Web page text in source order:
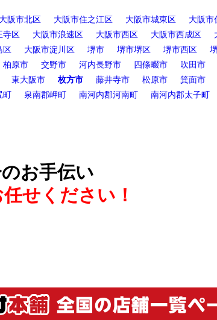
大阪市北区 大阪市住之江区 大阪市城東区 大阪市
寺区 大阪市浪速区 大阪市西区 大阪市西成区
区 大阪市淀川区 堺市 堺市堺区 堺市西区
柏原市 交野市 河内長野市 四條畷市 吹田市
東大阪市 枚方市 藤井寺市 松原市 箕面市
町 泉南郡岬町 南河内郡河南町 南河内郡太子町
お手伝い
せください！